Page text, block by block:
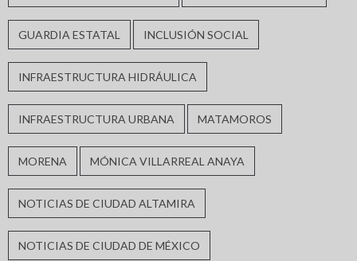
GUARDIA ESTATAL INCLUSIÓN SOCIAL
INFRAESTRUCTURA HIDRÁULICA
INFRAESTRUCTURA URBANA MATAMOROS
MORENA MÓNICA VILLARREAL ANAYA
NOTICIAS DE CIUDAD ALTAMIRA
NOTICIAS DE CIUDAD DE MÉXICO